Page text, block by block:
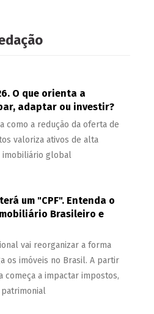
O que orienta a
adaptar ou investir?
como a redução da oferta de
valoriza ativos de alta
imobiliário global
um "CPF". Entenda o
Brasileiro e
vai reorganizar a forma
os imóveis no Brasil. A partir
começa a impactar impostos,
patrimonial